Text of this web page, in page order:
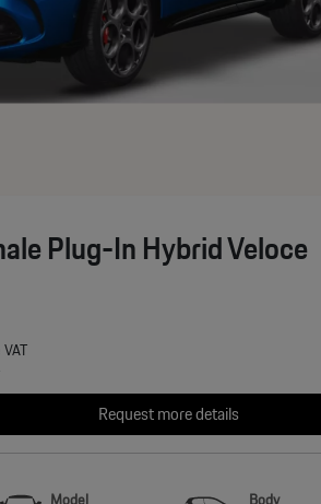
Plug-In Hybrid Veloce
Request more details
Model Body